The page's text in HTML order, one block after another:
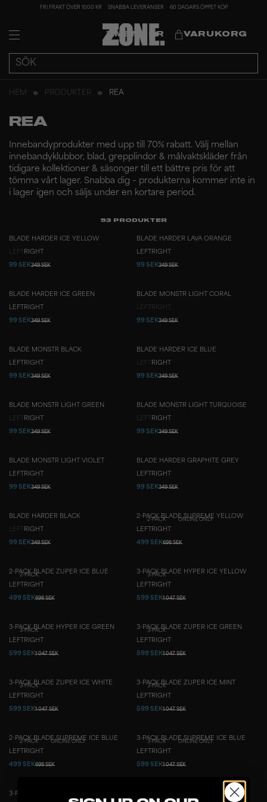
FRI FRAKT ÖVER 1000 KR SNABBA LEVERANSER 60 DAGARS ÖPPET KÖP
MEMBER VARUKORG
HEM PRODUKTER REA
REA
Innebandyprodukter med upp till 70% rabatt. Välj mellan
innebandyklubbor, blad, grepplindor & målvaktskläder från
tidigare kollektioner & säsonger till ett bättre pris för att
tömma vårt lager. Snabba dig – produkterna kommer inte in
i lager igen och säljs under en kortare period.
93 PRODUKTER
BLADE HARDER ICE YELLOW
RIGHT
99 SEK349 SEK
BLADE HARDER LAVA ORANGE
LEFT
RIGHT
99 SEK349 SEK
BLADE HARDER ICE GREEN
LEFT
RIGHT
99 SEK349 SEK
BLADE MONSTR LIGHT CORAL
RIGHT
99 SEK349 SEK
BLADE MONSTR BLACK
LEFT
RIGHT
99 SEK349 SEK
BLADE HARDER ICE BLUE
RIGHT
99 SEK349 SEK
BLADE MONSTR LIGHT GREEN
RIGHT
99 SEK349 SEK
BLADE MONSTR LIGHT TURQUOISE
RIGHT
99 SEK349 SEK
BLADE MONSTR LIGHT VIOLET
LEFT
RIGHT
99 SEK349 SEK
BLADE HARDER GRAPHITE GREY
LEFT
RIGHT
99 SEK349 SEK
BLADE HARDER BLACK
RIGHT
99 SEK349 SEK
2-PACK ONLINE ONLY
2-PACK BLADE SUPREME YELLOW
LEFT
RIGHT
499 SEK698 SEK
2-PACK
2-PACK BLADE ZUPER ICE BLUE
LEFT
RIGHT
499 SEK698 SEK
3-PACK
3-PACK BLADE HYPER ICE YELLOW
LEFT
RIGHT
599 SEK1 047 SEK
3-PACK
3-PACK BLADE HYPER ICE GREEN
LEFT
RIGHT
599 SEK1 047 SEK
3-PACK
3-PACK BLADE ZUPER ICE GREEN
LEFT
RIGHT
599 SEK1 047 SEK
3-PACK
3-PACK BLADE ZUPER ICE WHITE
LEFT
RIGHT
599 SEK1 047 SEK
3-PACK
3-PACK BLADE ZUPER ICE MINT
LEFT
RIGHT
599 SEK1 047 SEK
2-PACK ONLINE ONLY
2-PACK BLADE SUPREME ICE BLUE
LEFT
RIGHT
499 SEK698 SEK
3-PACK ONLINE ONLY
3-PACK BLADE SUPREME ICE BLUE
LEFT
RIGHT
599 SEK1 047 SEK
3-PACK BLADE ZUPER ICE BLUE
3-PACK BLADE SUPREME YELLOW